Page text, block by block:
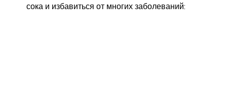
сока и избавиться от многих заболеваний: